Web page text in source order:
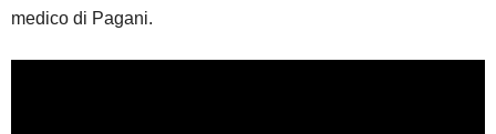
medico di Pagani.